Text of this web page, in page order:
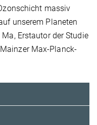
massiv
unserem Planeten
Erstautor der Studie
Max-Planck-